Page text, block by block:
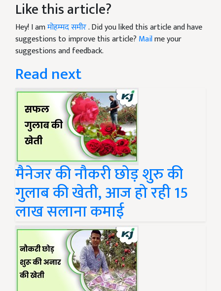
Like this article?
Hey! I amमोहम्मद समीर. Did you liked this article and have
suggestions to improve this article? Mailme your
suggestions and feedback.
Read next
मैनेजर की नौकरी छोड़ शुरु की
गुलाब की खेती, आज हो रही 15
लाख सलाना कमाई